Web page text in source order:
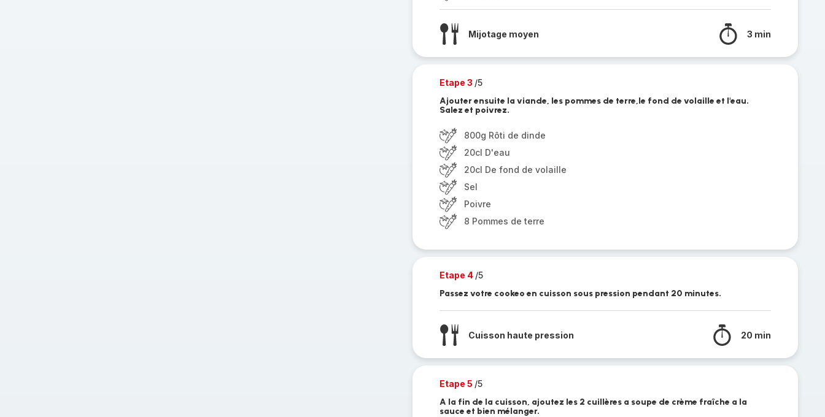
Mijotage moyen 3 min
Etape 3 /5
Ajouter ensuite la viande, les pommes de terre,le fond de volaille et l'eau.
Salez et poivrez.
800g Rôti de dinde
20cl D'eau
20cl De fond de volaille
Sel
Poivre
8 Pommes de terre
Etape 4 /5
Passez votre cookeo en cuisson sous pression pendant 20 minutes.
Cuisson haute pression 20 min
Etape 5 /5
A la fin de la cuisson, ajoutez les 2 cuillères a soupe de crème fraîche a la
sauce et bien mélanger.